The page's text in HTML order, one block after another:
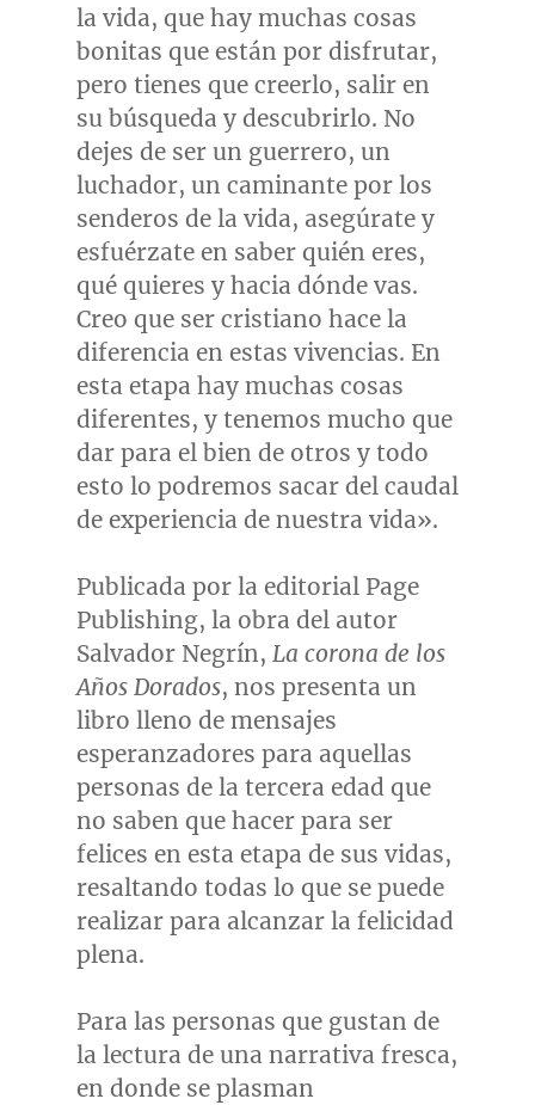
la vida, que hay muchas cosas
bonitas que están por disfrutar,
pero tienes que creerlo, salir en
su búsqueda y descubrirlo. No
dejes de ser un guerrero, un
luchador, un caminante por los
senderos de la vida, asegúrate y
esfuérzate en saber quién eres,
qué quieres y hacia dónde vas.
Creo que ser cristiano hace la
diferencia en estas vivencias. En
esta etapa hay muchas cosas
diferentes, y tenemos mucho que
dar para el bien de otros y todo
esto lo podremos sacar del caudal
de experiencia de nuestra vida».
Publicada por la editorial Page
Publishing, la obra del autor
Salvador Negrín, La corona de los
Años Dorados, nos presenta un
libro lleno de mensajes
esperanzadores para aquellas
personas de la tercera edad que
no saben que hacer para ser
felices en esta etapa de sus vidas,
resaltando todas lo que se puede
realizar para alcanzar la felicidad
plena.
Para las personas que gustan de
la lectura de una narrativa fresca,
en donde se plasman